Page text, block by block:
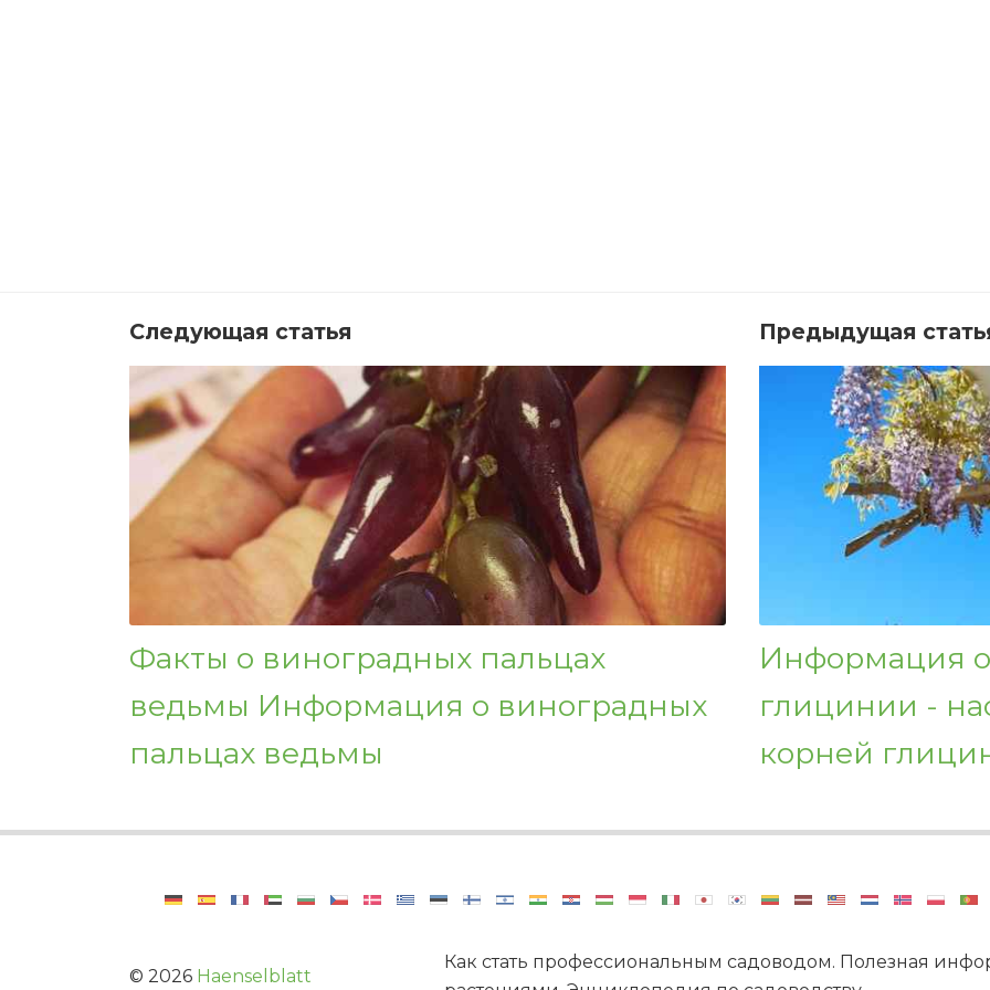
Следующая статья
Факты о виноградных пальцах
ведьмы Информация о виноградных
пальцах ведьмы
Предыдущая
Информация
глицинии -
корней
© 2026 Haenselblatt
Как стать профессиональным садоводом. Полезная